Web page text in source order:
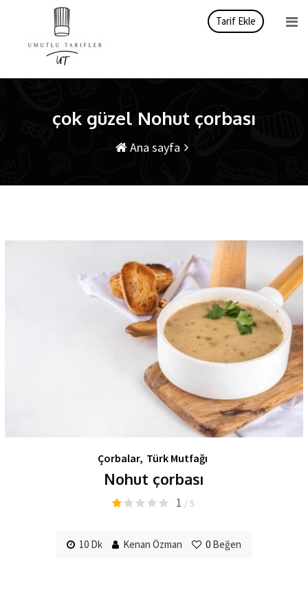
Tarif Ekle
çok güzel Nohut çorbası
Ana sayfa
Çorbalar, Türk Mutfağı
Nohut çorbası
1 / 5
10 Dk Kenan Özman 0 Beğen